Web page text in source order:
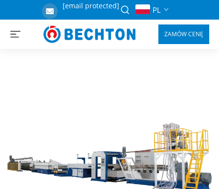
[email protected] PL
ZAMÓW CENĘ